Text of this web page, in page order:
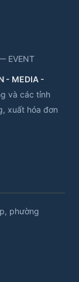
EVENT
- MEDIA -
và các tỉnh
xuất hóa đơn
phường